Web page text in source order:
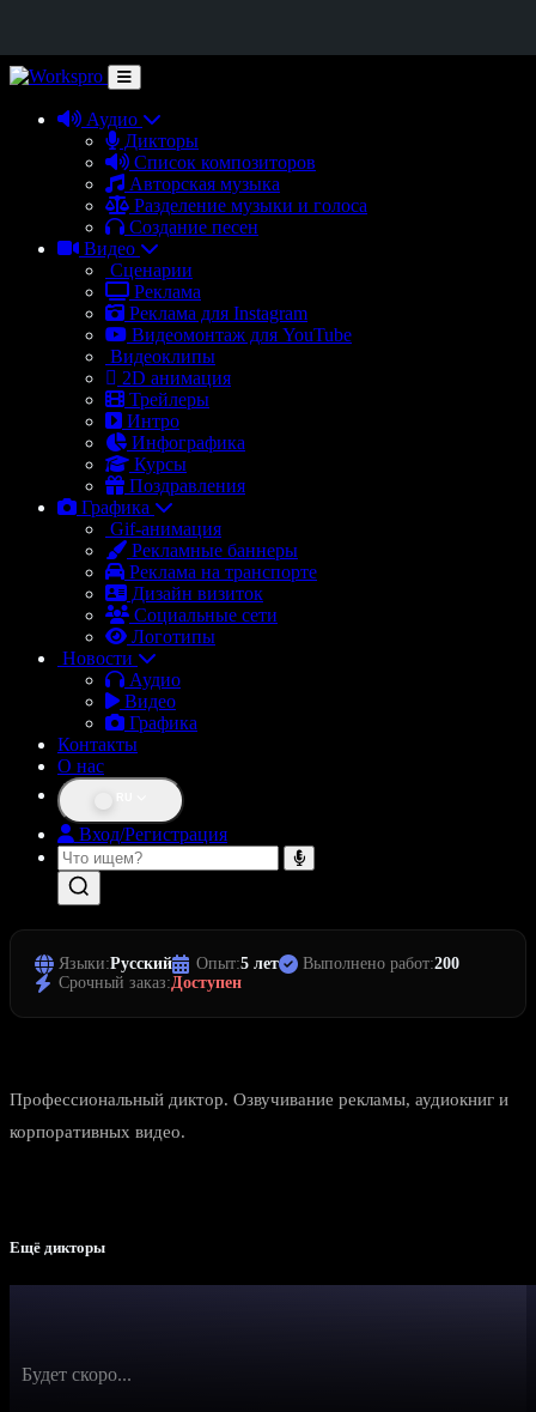
Аудио
Дикторы
Список композиторов
Авторская музыка
Разделение музыки и голоса
Создание песен
Видео
Сценарии
Реклама
Реклама для Instagram
Видеомонтаж для YouTube
Видеоклипы
2D анимация
Трейлеры
Интро
Инфографика
Курсы
Поздравления
Графика
Gif-анимация
Рекламные баннеры
Реклама на транспорте
Дизайн визиток
Социальные сети
Логотипы
Новости
Аудио
Видео
Графика
Контакты
О нас
Вход/Регистрация
Языки:Русский Опыт:5 лет Выполнено работ:200
Срочный заказ:Доступен
Профессиональный диктор. Озвучивание рекламы, аудиокниг и
корпоративных видео.
Ещё дикторы
Будет скоро...